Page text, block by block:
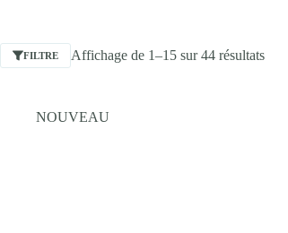
Toute la gamme
FILTRE Affichage de 1–15 sur 44 résultats
NOUVEAU